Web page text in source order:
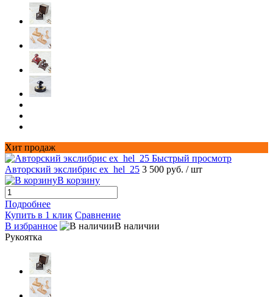
Хит продаж
Быстрый просмотр
Авторский экслибрис ex_hel_25 3 500 руб. / шт
В корзину
Подробнее
Купить в 1 клик Сравнение
В избранное
В наличии
Рукоятка